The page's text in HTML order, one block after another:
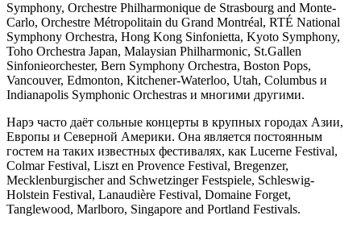
Symphony, Orchestre Philharmonique de Strasbourg and Monte-
Carlo, Orchestre Métropolitain du Grand Montréal, RTÉ National
Symphony Orchestra, Hong Kong Sinfonietta, Kyoto Symphony,
Toho Orchestra Japan, Malaysian Philharmonic, St.Gallen
Sinfonieorchester, Bern Symphony Orchestra, Boston Pops,
Vancouver, Edmonton, Kitchener-Waterloo, Utah, Columbus и
Indianapolis Symphonic Orchestras и многими другими.
Нарэ часто даёт сольные концерты в крупных городах Азии,
Европы и Северной Америки. Она является постоянным
гостем на таких известных фестивалях, как Lucerne Festival,
Colmar Festival, Liszt en Provence Festival, Bregenzer,
Mecklenburgischer and Schwetzinger Festspiele, Schleswig-
Holstein Festival, Lanaudière Festival, Domaine Forget,
Tanglewood, Marlboro, Singapore and Portland Festivals.